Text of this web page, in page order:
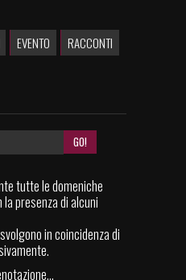
EVENTO
RACCONTI
tutte le domeniche
presenza di alcuni
in coincidenza di